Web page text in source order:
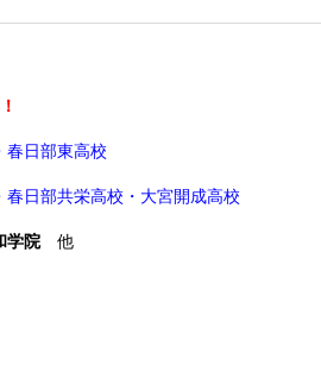
春日部東高校
春日部共栄高校・大宮開成高校
学院他